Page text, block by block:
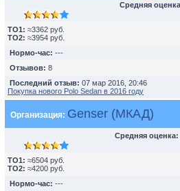
Средняя
TO1: ≈3362 руб.
TO2: ≈3954 руб.
Нормо-час: ---
Отзывов: 8
Последний отзыв: 07 мар 2016, 20:46
Покупка нового Polo Sedan в 2016 году
Организация: Genser (МКАД)
Средняя оценка:
TO1: ≈6504 руб.
TO2: ≈4200 руб.
Нормо-час: ---